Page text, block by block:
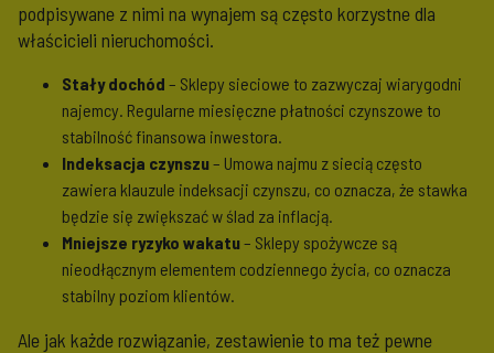
podpisywane z nimi na wynajem są często korzystne dla
właścicieli nieruchomości.
Stały dochód – Sklepy sieciowe to zazwyczaj wiarygodni
najemcy. Regularne miesięczne płatności czynszowe to
stabilność finansowa inwestora.
Indeksacja czynszu– Umowa najmu z siecią często
zawiera klauzule indeksacji czynszu, co oznacza, że stawka
będzie się zwiększać w ślad za inflacją.
Mniejsze ryzyko wakatu– Sklepy spożywcze są
nieodłącznym elementem codziennego życia, co oznacza
stabilny poziom klientów.
Ale jak każde rozwiązanie, zestawienie to ma też pewne